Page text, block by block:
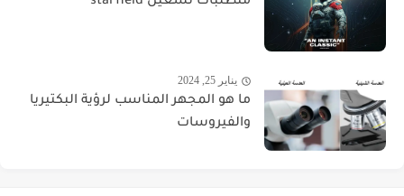
يناير 25, 2024
ما هو المجهر المناسب لرؤية البكتيريا
والفيروسات